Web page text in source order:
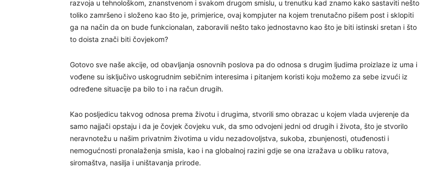
razvoja u tehnološkom, znanstvenom i svakom drugom smislu, u trenutku kad znamo kako sastaviti nešto
toliko zamršeno i složeno kao što je, primjerice, ovaj kompjuter na kojem trenutačno pišem post i sklopiti
ga na način da on bude funkcionalan, zaboravili nešto tako jednostavno kao što je biti istinski sretan i što
to doista znači biti čovjekom?
Gotovo sve naše akcije, od obavljanja osnovnih poslova pa do odnosa s drugim ljudima proizlaze iz uma i
vođene su isključivo uskogrudnim sebičnim interesima i pitanjem koristi koju možemo za sebe izvući iz
određene situacije pa bilo to i na račun drugih.
Kao posljedicu takvog odnosa prema životu i drugima, stvorili smo obrazac u kojem vlada uvjerenje da
samo najjači opstaju i da je čovjek čovjeku vuk, da smo odvojeni jedni od drugih i života, što je stvorilo
neravnotežu u našim privatnim životima u vidu nezadovoljstva, sukoba, zbunjenosti, otuđenosti i
nemogućnosti pronalaženja smisla, kao i na globalnoj razini gdje se ona izražava u obliku ratova,
siromaštva, nasilja i uništavanja prirode.